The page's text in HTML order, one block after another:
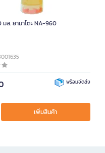
มล. ยามาโตะ NA-960
พร้อมจัดส่ง
เพิ่มสินค้า